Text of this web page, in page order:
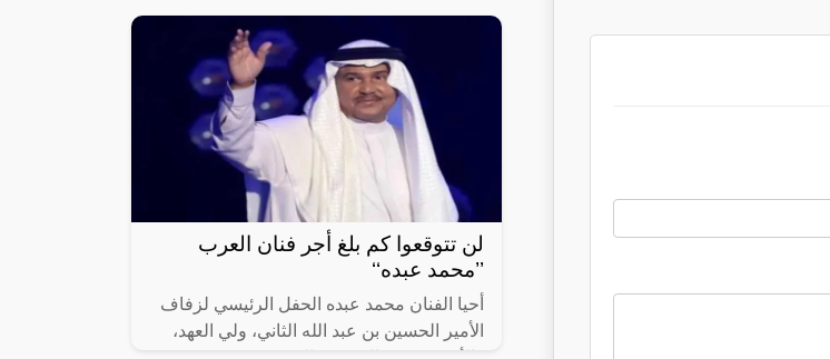
المقدسة في حالات الجو الحارة.
لن تتوقعوا كم بلغ أجر فنان العرب
’’محمد عبده‘‘
أحيا الفنان محمد عبده الحفل الرئيسي لزفاف
الأمير الحسين بن عبد الله الثاني، ولي العهد،